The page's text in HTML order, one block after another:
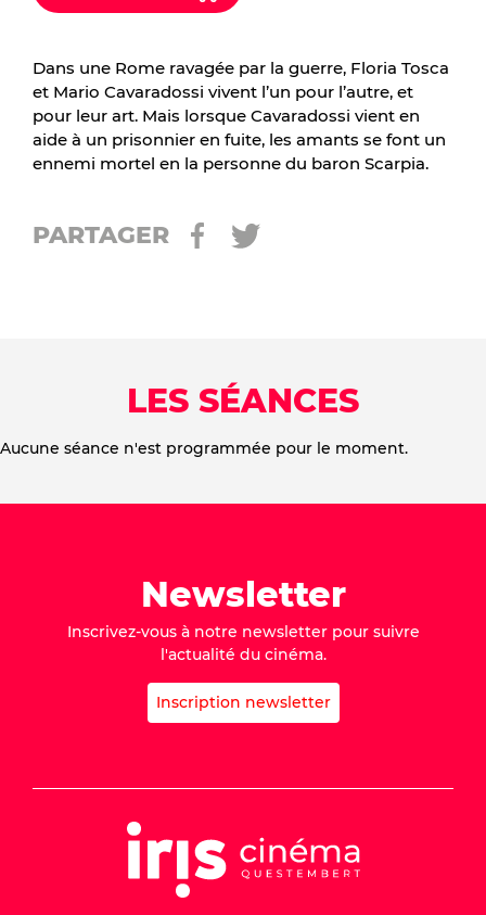
Dans une Rome ravagée par la guerre, Floria Tosca
et Mario Cavaradossi vivent l’un pour l’autre, et
pour leur art. Mais lorsque Cavaradossi vient en
aide à un prisonnier en fuite, les amants se font un
ennemi mortel en la personne du baron Scarpia.
PARTAGER
LES SÉANCES
Aucune séance n'est programmée pour le moment.
Newsletter
Inscrivez-vous à notre newsletter pour suivre
l'actualité du cinéma.
Inscription newsletter